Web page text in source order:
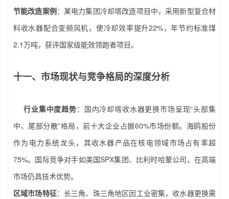
节能改造案例：某电力集团冷却塔改造项目中，采用新型复合材
料收水器配合变频风机，使冷却效率提升22%，年节约标准煤
2.1万吨，获评国家级能效领跑者项目。
十一、市场现状与竞争格局的深度分析
行业集中度趋势：国内冷却塔收水器更换市场呈现“头部集
中、尾部分散”格局，前十大企业占据60%市场份额。海鸥股份
作为电力系统龙头，其收水器产品在核电领域市场占有率超
75%。国际竞争对手如美国SPX集团、比利时哈蒙公司，在高端
市场仍具技术优势。
区域市场特征：长三角、珠三角地区因工业密集，收水器更换需